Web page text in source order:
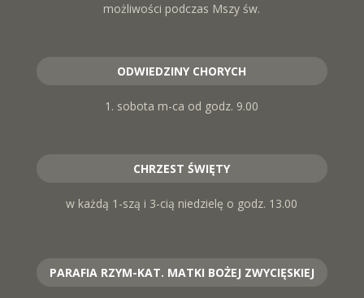
możliwości podczas Mszy św.
ODWIEDZINY CHORYCH
1. sobota m-ca od godz. 9.00
CHRZEST ŚWIĘTY
w każdą 1-szą i 3-cią niedzielę o godz. 13.00
PARAFIA RZYM-KAT. MATKI BOŻEJ ZWYCIĘSKIEJ